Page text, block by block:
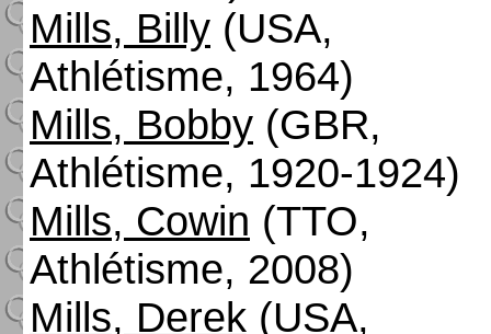
Mills, Billy (USA,
Athlétisme, 1964)
Mills, Bobby (GBR,
Athlétisme, 1920-1924)
Mills, Cowin (TTO,
Athlétisme, 2008)
Mills, Derek (USA,